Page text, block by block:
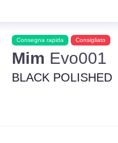
Consegna rapida Consigliato
Mim Evo001
BLACK POLISHED